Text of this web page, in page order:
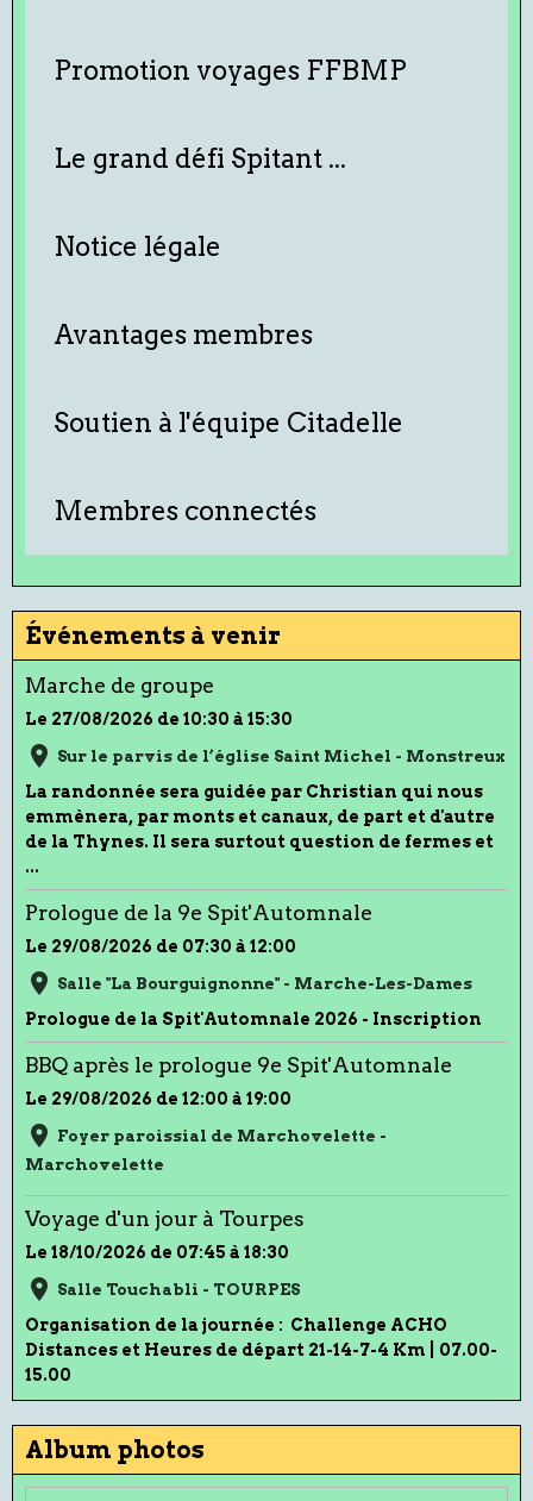
Promotion voyages FFBMP
Le grand défi Spitant ...
Notice légale
Avantages membres
Soutien à l'équipe Citadelle
Membres connectés
Événements à venir
Marche de groupe
Le 27/08/2026 de 10:30 à 15:30
Sur le parvis de l’église Saint Michel - Monstreux
La randonnée sera guidée par Christian qui nous
emmènera, par monts et canaux, de part et d'autre
de la Thynes. Il sera surtout question de fermes et
...
Prologue de la 9e Spit'Automnale
Le 29/08/2026 de 07:30 à 12:00
Salle "La Bourguignonne" - Marche-Les-Dames
Prologue de la Spit'Automnale 2026 - Inscription
BBQ après le prologue 9e Spit'Automnale
Le 29/08/2026 de 12:00 à 19:00
Foyer paroissial de Marchovelette -
Marchovelette
Voyage d'un jour à Tourpes
Le 18/10/2026 de 07:45 à 18:30
Salle Touchabli - TOURPES
Organisation de la journée : Challenge ACHO
Distances et Heures de départ 21-14-7-4 Km | 07.00-
15.00
Album photos